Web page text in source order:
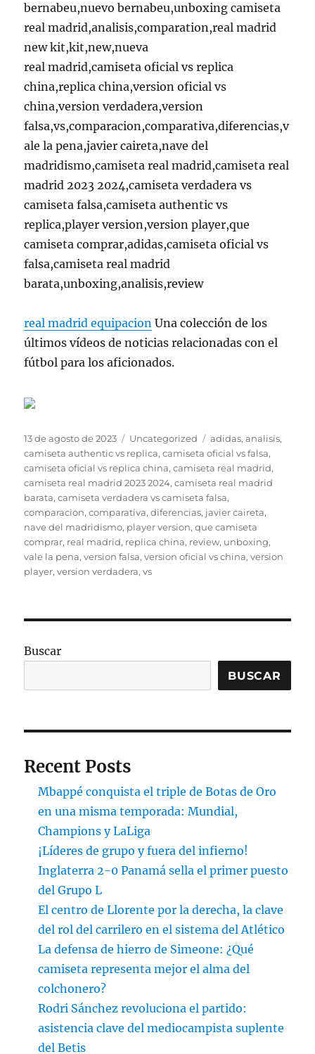
bernabeu,nuevo bernabeu,unboxing camiseta
real madrid,analisis,comparation,real madrid
new kit,kit,new,nueva
real madrid,camiseta oficial vs replica
china,replica china,version oficial vs
china,version verdadera,version
falsa,vs,comparacion,comparativa,diferencias,v
ale la pena,javier caireta,nave del
madridismo,camiseta real madrid,camiseta real
madrid 2023 2024,camiseta verdadera vs
camiseta falsa,camiseta authentic vs
replica,player version,version player,que
camiseta comprar,adidas,camiseta oficial vs
falsa,camiseta real madrid
barata,unboxing,analisis,review
real madrid equipacion Una colección de los
últimos vídeos de noticias relacionadas con el
fútbol para los aficionados.
Publicado
el
13 de agosto de 2023 Categorías
Uncategorized Etiquetas
adidas,analisis,
camiseta authentic vs replica,camiseta oficial vs falsa,
camiseta oficial vs replica china,camiseta real madrid,
camiseta real madrid 2023 2024,camiseta real madrid
barata,camiseta verdadera vs camiseta falsa,
comparacion,comparativa,diferencias, javier caireta,
nave del madridismo, player version,que camiseta
comprar, real madrid, replica china, review, unboxing,
vale la pena,version falsa,version oficial vs china,version
player,version verdadera,vs
Buscar
BUSCAR
Recent Posts
Mbappé conquista el triple de Botas de Oro
en una misma temporada: Mundial,
Champions y LaLiga
¡Líderes de grupo y fuera del infierno!
Inglaterra 2-0 Panamá sella el primer puesto
del Grupo L
El centro de Llorente por la derecha, la clave
del rol del carrilero en el sistema del Atlético
La defensa de hierro de Simeone: ¿Qué
camiseta representa mejor el alma del
colchonero?
Rodri Sánchez revoluciona el partido:
asistencia clave del mediocampista suplente
del Betis